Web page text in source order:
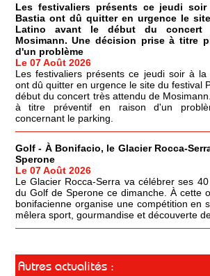
Les festivaliers présents ce jeudi
Bastia ont dû quitter en urgence le
Latino avant le début du concert
Mosimann. Une décision prise à titre
d'un problème
Le 07 Août 2026
Les festivaliers présents ce jeudi soir à la
ont dû quitter en urgence le site du festival
début du concert très attendu de
à titre préventif en raison d'un
concernant le parking.
Golf - À Bonifacio, le Glacier Rocca-
Sperone
Le 07 Août 2026
Le Glacier Rocca-Serra va célébrer ses
du Golf de Sperone ce dimanche. À cette
bonifacienne organise une compétition en
mêlera sport, gourmandise et découverte
Autres actualités :